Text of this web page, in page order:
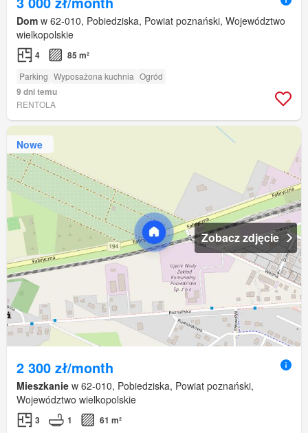
Dom w 62-010, Pobiedziska, Powiat poznański, Województwo
wielkopolskie
4 85 m²
Parking Wyposażona kuchnia Ogród
9 dni temu
RENTOLA
Nowe
Zobacz zdjęcie
2 300 zł/month
Mieszkanie w 62-010, Pobiedziska, Powiat poznański,
Województwo wielkopolskie
3 1 61 m²